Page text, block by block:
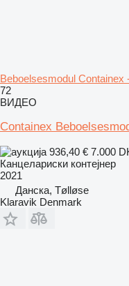
Beboelsesmodul Containex
72
ВИДЕО
Containex
936,40 € 7.000
Канцелариски контејнер
2021
Данска, Tølløse
Klaravik Denmark